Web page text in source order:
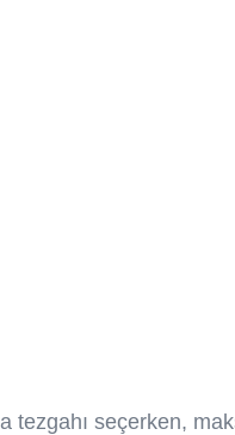
tezgahı seçerken,